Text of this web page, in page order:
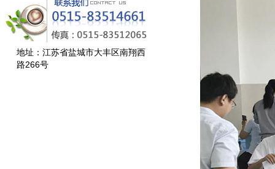
地址：江苏省盐城市大丰区南翔西
路266号